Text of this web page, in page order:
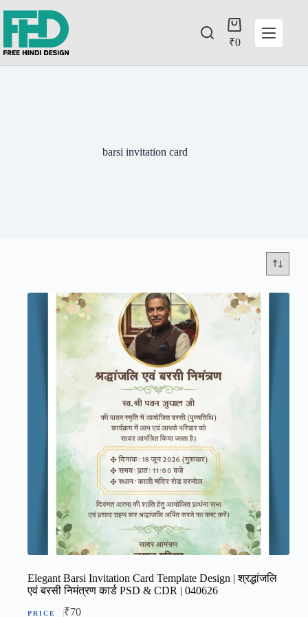
₹0
barsi invitation card
Elegant Barsi Invitation Card Template Design | श्रद्धांजलि
एवं बरसी निमंत्रण कार्ड PSD & CDR | 040626
₹70